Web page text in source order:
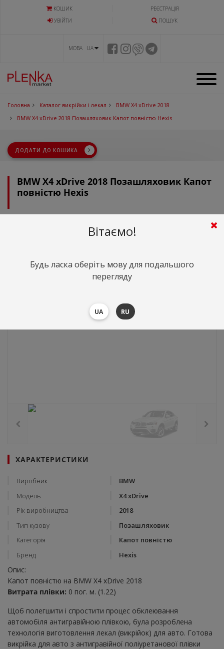
КОШИК
РЕЄСТРАЦІЯ
УВIЙТИ
ПОШУК
МОВА UA
Головна Каталог викрійки і лекал
BMW X4 xDrive 2018
BMW X4 xDrive 2018 Позашляховик Капот повністю Hexis
ДОДАТИ ДО КОШИКА
BMW X4 xDrive 2018 Позашляховик Капот
повністю Hexis
грн.($0)
ХАРАКТЕРИСТИКИ
Виробник
BMW
Модель
X4 xDrive
Рік виробництва
2018
Тип кузову
Позашляховик
Категорія
Капот повністю
Бренд
Hexis
Опис:
Капот повністю на BMW X4 xDrive 2018
Витрата плівки: 0 пог. м. (1.22)
Щоб полегшити і спростити процес обклеювання
автомобіля антигравійною плівкою, була розроблена
технологія виготовлення лекал (викрійок) для авто. Готова
викрійка для авто з антигравійної поліуретанової плівки
Вітаємо!
Будь ласка оберіть мову для подальшого
перегляду
UA RU